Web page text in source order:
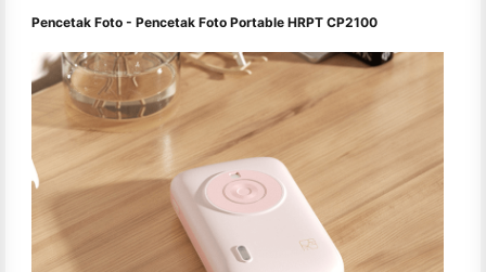
Pencetak Foto - Pencetak Foto Portable HRPT CP2100